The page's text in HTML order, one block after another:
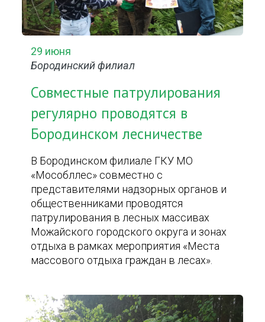
29 июня
Бородинский филиал
Совместные патрулирования
регулярно проводятся в
Бородинском лесничестве
В Бородинском филиале ГКУ МО
«Мособллес» совместно с
представителями надзорных органов и
общественниками проводятся
патрулирования в лесных массивах
Можайского городского округа и зонах
отдыха в рамках мероприятия «Места
массового отдыха граждан в лесах».